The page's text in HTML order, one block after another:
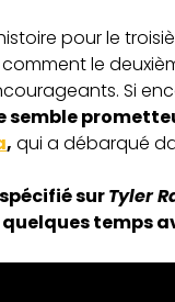
pour le
le
Si
semble
, qui a débarqué
surTyler
temps